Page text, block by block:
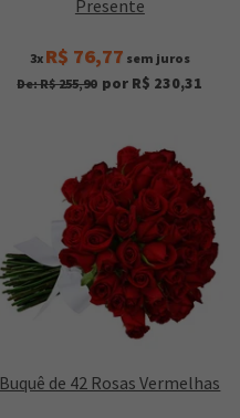
Presente
3x R$ 76,77 sem juros
De: R$ 255,90 por R$ 230,31
Buquê de 42 Rosas Vermelhas